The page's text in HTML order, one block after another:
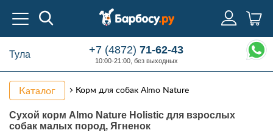
Тула +7 (4872)71-62-43
10:00-21:00, без выходных
Каталог Корм для собак Almo Nature
Сухой корм Almo Nature Holistic для взрослых
собак малых пород, Ягненок